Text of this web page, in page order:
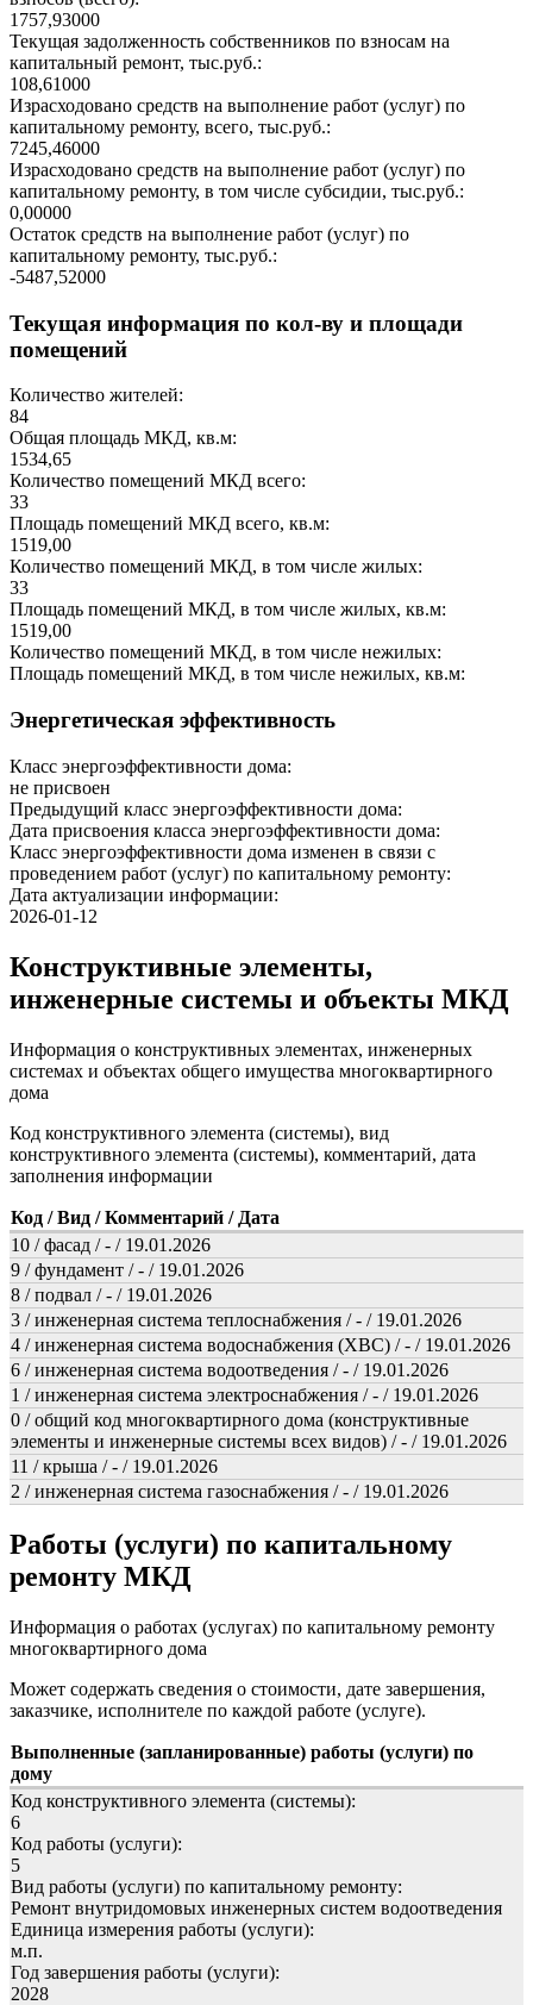
1757,93000
Текущая задолженность собственников по взносам на
капитальный ремонт, тыс.руб.:
108,61000
Израсходовано средств на выполнение работ (услуг) по
капитальному ремонту, всего, тыс.руб.:
7245,46000
Израсходовано средств на выполнение работ (услуг) по
капитальному ремонту, в том числе субсидии, тыс.руб.:
0,00000
Остаток средств на выполнение работ (услуг) по
капитальному ремонту, тыс.руб.:
-5487,52000
Текущая информация по кол-ву и площади
помещений
Количество жителей:
84
Общая площадь МКД, кв.м:
1534,65
Количество помещений МКД всего:
33
Площадь помещений МКД всего, кв.м:
1519,00
Количество помещений МКД, в том числе жилых:
33
Площадь помещений МКД, в том числе жилых, кв.м:
1519,00
Количество помещений МКД, в том числе нежилых:
Площадь помещений МКД, в том числе нежилых, кв.м:
Энергетическая эффективность
Класс энергоэффективности дома:
не присвоен
Предыдущий класс энергоэффективности дома:
Дата присвоения класса энергоэффективности дома:
Класс энергоэффективности дома изменен в связи с
проведением работ (услуг) по капитальному ремонту:
Дата актуализации информации:
2026-01-12
Конструктивные элементы,
инженерные системы и объекты МКД
Информация о конструктивных элементах, инженерных
системах и объектах общего имущества многоквартирного
дома
Код конструктивного элемента (системы), вид
конструктивного элемента (системы), комментарий, дата
заполнения информации
Код / Вид / Комментарий / Дата
10 / фасад / - / 19.01.2026
9 / фундамент / - / 19.01.2026
8 / подвал / - / 19.01.2026
3 / инженерная система теплоснабжения / - / 19.01.2026
4 / инженерная система водоснабжения (ХВС) / - / 19.01.2026
6 / инженерная система водоотведения / - / 19.01.2026
1 / инженерная система электроснабжения / - / 19.01.2026
0 / общий код многоквартирного дома (конструктивные
элементы и инженерные системы всех видов) / - / 19.01.2026
11 / крыша / - / 19.01.2026
2 / инженерная система газоснабжения / - / 19.01.2026
Работы (услуги) по капитальному
ремонту МКД
Информация о работах (услугах) по капитальному ремонту
многоквартирного дома
Может содержать сведения о стоимости, дате завершения,
заказчике, исполнителе по каждой работе (услуге).
Выполненные (запланированные) работы (услуги) по
дому
Код конструктивного элемента (системы):
6
Код работы (услуги):
5
Вид работы (услуги) по капитальному ремонту:
Ремонт внутридомовых инженерных систем водоотведения
Единица измерения работы (услуги):
м.п.
Год завершения работы (услуги):
2028